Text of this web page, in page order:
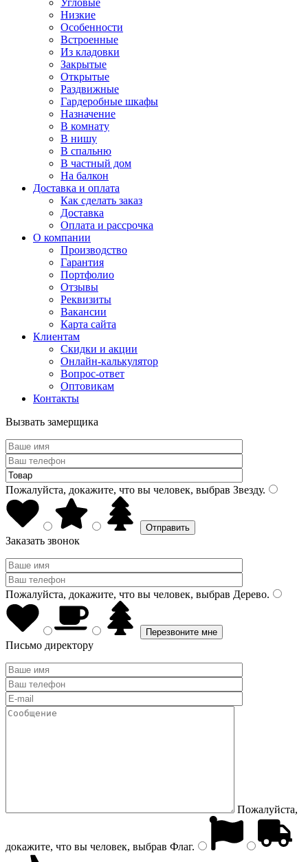
Угловые
Низкие
Особенности
Встроенные
Из кладовки
Закрытые
Открытые
Раздвижные
Гардеробные шкафы
Назначение
В комнату
В нишу
В спальню
В частный дом
На балкон
Доставка и оплата
Как сделать заказ
Доставка
Оплата и рассрочка
О компании
Производство
Гарантия
Портфолио
Отзывы
Реквизиты
Вакансии
Карта сайта
Клиентам
Скидки и акции
Онлайн-калькулятор
Вопрос-ответ
Оптовикам
Контакты
Вызвать замерщика
Пожалуйста, докажите, что вы человек, выбрав Звезду.
Заказать звонок
Пожалуйста, докажите, что вы человек, выбрав Дерево.
Письмо директору
Пожалуйста,
докажите, что вы человек, выбрав Флаг.